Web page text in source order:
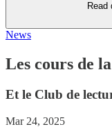
Read
News
Les cours de
Et le Club de
Mar 24, 2025